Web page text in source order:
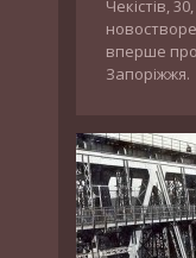
Чекістів,
вперше
Запоріжжя.